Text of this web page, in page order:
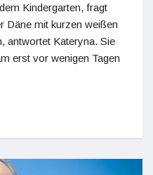
Kindergarten, fragt
Däne mit kurzen weißen
antwortet Kateryna. Sie
erst vor wenigen Tagen